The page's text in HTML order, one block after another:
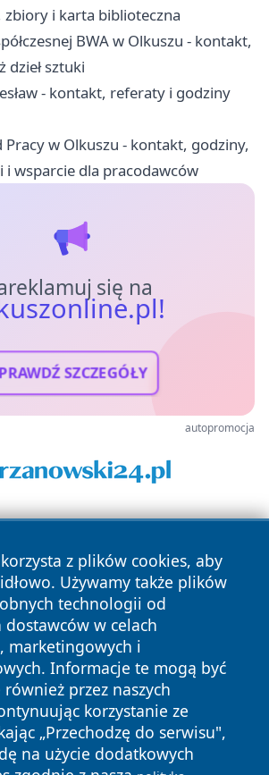
i karta biblioteczna
BWA w Olkuszu - kontakt,
dzieł sztuki
- kontakt, referaty i godziny
w Olkuszu - kontakt, godziny,
i wsparcie dla pracodawców
się na
SZCZEGÓŁY
autopromocja
z plików cookies, aby
Używamy także plików
technologii od
dostawców w celach
marketingowych i
Informacje te mogą być
przez naszych
korzystanie ze
„Przechodzę do serwisu",
na użycie dodatkowych
Wszystkie prawa
Polityka
Prywatności
Polityka
Cookies